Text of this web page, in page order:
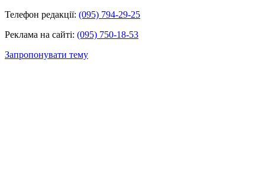
Телефон редакції: (095) 794-29-25
Реклама на сайті: (095) 750-18-53
Запропонувати тему